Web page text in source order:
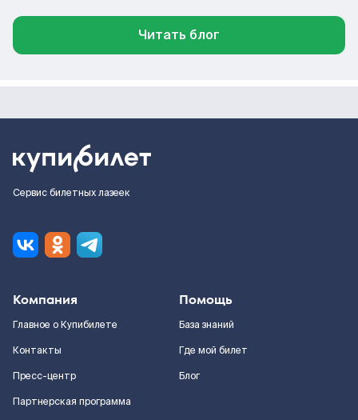
Читать блог
Сервис билетных лазеек
Компания
Главное о Купибилете
Контакты
Пресс-центр
Партнерская программа
Помощь
База знаний
Где мой билет
Блог